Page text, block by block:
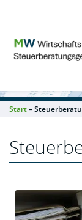
Start–